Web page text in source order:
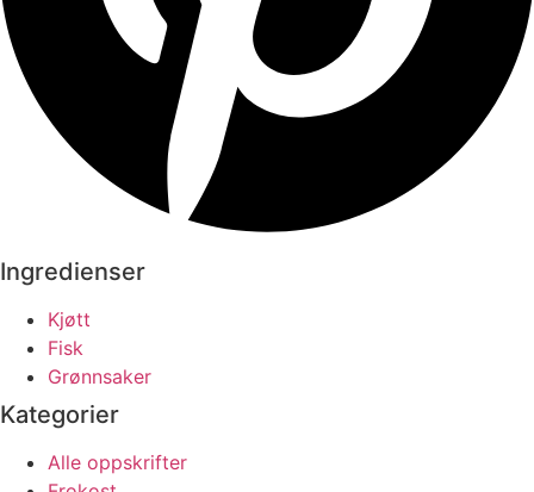
Ingredienser
Kjøtt
Fisk
Grønnsaker
Kategorier
Alle oppskrifter